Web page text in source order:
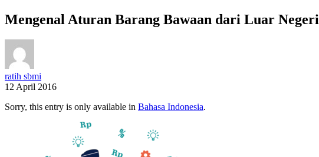
Mengenal Aturan Barang Bawaan dari Luar Negeri
ratih sbmi
12 April 2016
Sorry, this entry is only available in Bahasa Indonesia.